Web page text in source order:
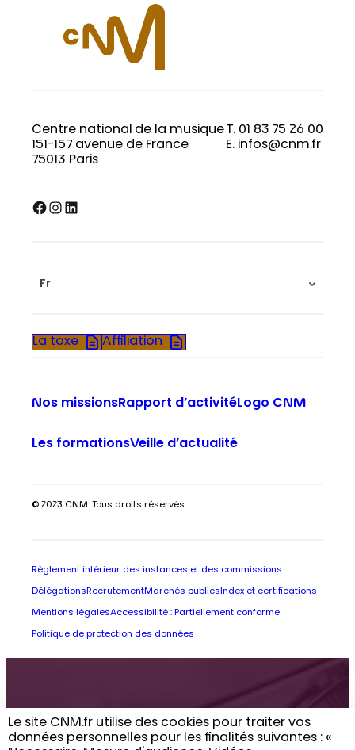
Le site CNM.fr utilise des cookies pour traiter vos
données personnelles pour les finalités suivantes : «
Centre national de la musique
151-157 avenue de France
75013 Paris
T. 01 83 75 26 00
E. infos@cnm.fr
Facebook InstagramLinkedIn
Fr
La taxe Affiliation
Nos missionsRapport d’activitéLogo CNM
Les formationsVeille d’actualité
© 2023 CNM. Tous droits réservés
Règlement intérieur des instances et des commissions
Délégations RecrutementMarchés publics Index et certifications
Mentions légalesAccessibilité : Partiellement conforme
Politique de protection des données
Retrouvez toute